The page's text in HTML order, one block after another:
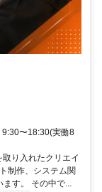
〜18:30(実働8
り入れたクリエイ
制作、システム関
す。 その中で...